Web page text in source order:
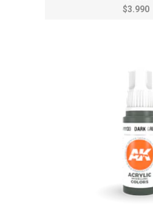
$3.990